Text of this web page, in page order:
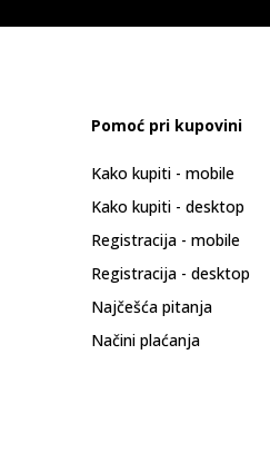
Pomoć pri kupovini
Kako kupiti - mobile
Kako kupiti - desktop
Registracija - mobile
Registracija - desktop
Najčešća pitanja
Načini plaćanja